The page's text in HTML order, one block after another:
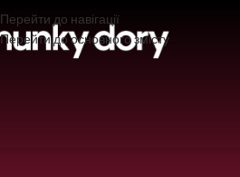
Перейти до навігації
Перейти до основного змісту